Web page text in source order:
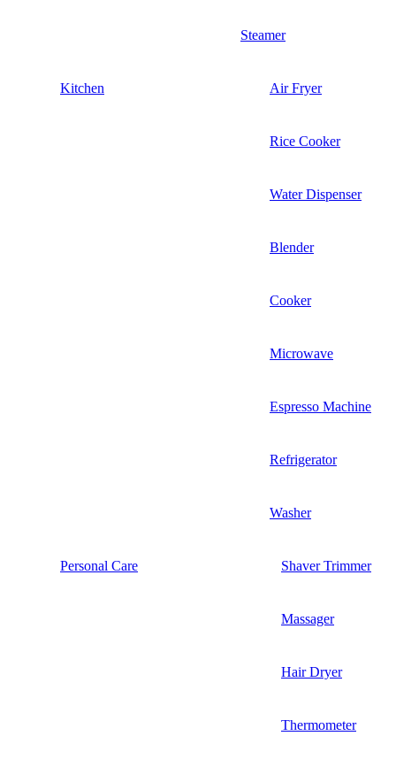
Steamer
Kitchen Air Fryer
Rice Cooker
Water Dispenser
Blender
Cooker
Microwave
Espresso Machine
Refrigerator
Washer
Personal Care Shaver Trimmer
Massager
Hair Dryer
Thermometer